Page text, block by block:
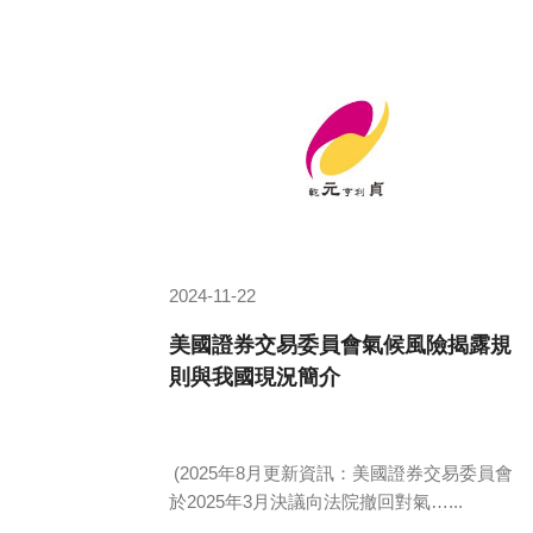
2024-11-22
美國證券交易委員會氣候風險揭露規
則與我國現況簡介
(2025年8月更新資訊：美國證券交易委員會
於2025年3月決議向法院撤回對氣…...